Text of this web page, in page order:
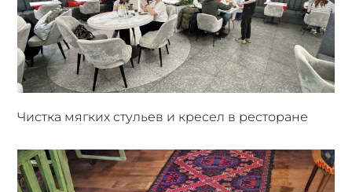
Чистка мягких стульев и кресел в ресторане